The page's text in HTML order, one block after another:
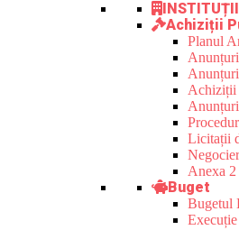
Achiziții
Planul
Achiziții
Licitații
Anexa 2
Buget
Bugetul